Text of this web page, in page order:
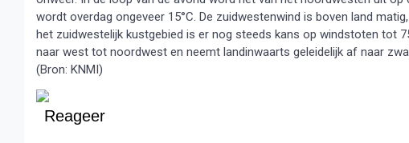
wordt overdag ongeveer 15°C. De zuidwestenwind is boven land
het zuidwestelijk kustgebied is er nog steeds kans op windstoten tot
naar west tot noordwest en neemt landinwaarts geleidelijk af naar
(Bron: KNMI)
Reageer